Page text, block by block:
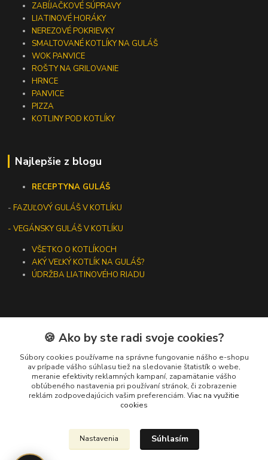
ZABÍJAČKOVÉ SÚPRAVY
LIATINOVÉ HORÁKY
NEREZOVÉ POKRIEVKY
SMALTOVANÉ KOTLÍKY NA GULÁŠ
WOK PANVICE
ROŠTY NA GRILOVANIE
HRNCE
PANVICE
PIZZA
KOTLINY POD KOTLÍKY
Najlepšie z blogu
RECEPTYNA GULÁŠ
-FAZUĽOVÝ GULÁŠ V KOTLÍKU
- VEGÁNSKY GULÁŠ V KOTLÍKU
VŠETKO O KOTLÍKOCH
AKÝ VEĽKÝ KOTLÍK NA GULÁŠ?
ÚDRŽBA LIATINOVÉHO RIADU
Kontakty
+421 919 275 553
(Po-Pia, 10-13 hod.)
ikotliky@ikotliky.sk
🍪 Ako by ste radi svoje cookies?
Súbory cookies používame na správne fungovanie nášho e-shopu
av prípade vášho súhlasu tiež na sledovanie štatistík o webe,
meranie efektivity reklamných kampaní, zapamätanie vášho
obľúbeného nastavenia pri používaní stránok, či zobrazenie
reklám zodpovedajúcich vašim preferenciám. Viac na využitie
cookies
Nastavenia Súhlasím